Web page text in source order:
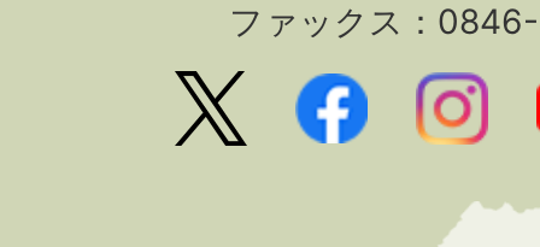
ファックス：